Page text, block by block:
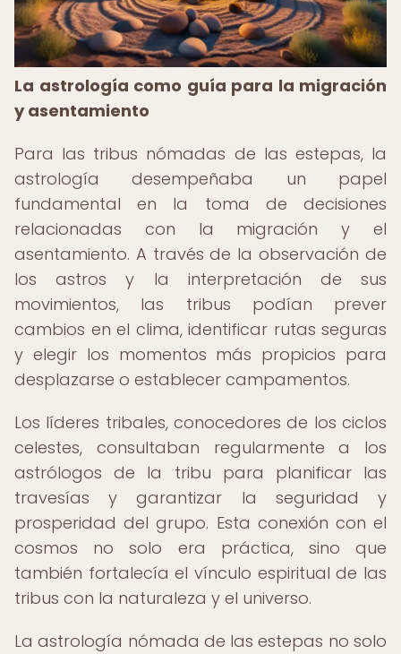
La astrología como guía para la migración
y asentamiento
Para las tribus nómadas de las estepas, la
astrología desempeñaba un papel
fundamental en la toma de decisiones
relacionadas con la migración y el
asentamiento. A través de la observación de
los astros y la interpretación de sus
movimientos, las tribus podían prever
cambios en el clima, identificar rutas seguras
y elegir los momentos más propicios para
desplazarse o establecer campamentos.
Los líderes tribales, conocedores de los ciclos
celestes, consultaban regularmente a los
astrólogos de la tribu para planificar las
travesías y garantizar la seguridad y
prosperidad del grupo. Esta conexión con el
cosmos no solo era práctica, sino que
también fortalecía el vínculo espiritual de las
tribus con la naturaleza y el universo.
La astrología nómada de las estepas no solo